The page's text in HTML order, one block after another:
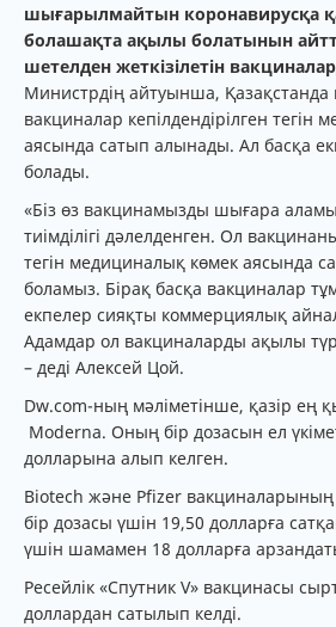
шығарылмайтын коронавирусқа
болашақта ақылы болатынын
шетелден жеткізілетін
Министрдің айтуынша,
вакциналар кепілдендірілген тегін
аясында сатып алынады. Ал басқа
болады.
«Біз өз вакцинамызды шығара
тиімділігі дәлелденген. Ол
тегін медициналық көмек аясында
боламыз. Бірақ басқа вакциналар
екпелер сияқты коммерциялық
Адамдар ол вакциналарды ақылы
– деді Алексей Цой.
Dw.com-ның мәліметінше, қазір ең
Moderna. Оның бір дозасын ел
долларына алып келген.
Biotech және Pfizer
бір дозасы үшін 19,50 долларға
үшін шамамен 18 долларға
Ресейлік «Спутник V» вакцинасы
доллардан сатылып келді.